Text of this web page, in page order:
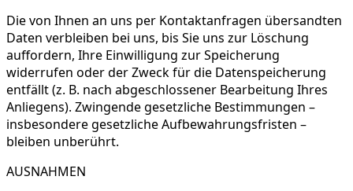
Die von Ihnen an uns per Kontaktanfragen übersandten
Daten verbleiben bei uns, bis Sie uns zur Löschung
auffordern, Ihre Einwilligung zur Speicherung
widerrufen oder der Zweck für die Datenspeicherung
entfällt (z. B. nach abgeschlossener Bearbeitung Ihres
Anliegens). Zwingende gesetzliche Bestimmungen –
insbesondere gesetzliche Aufbewahrungsfristen –
bleiben unberührt.
AUSNAHMEN